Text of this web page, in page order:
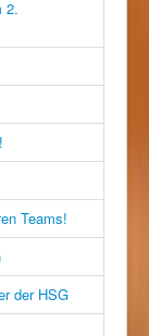
2.
Teams!
der HSG